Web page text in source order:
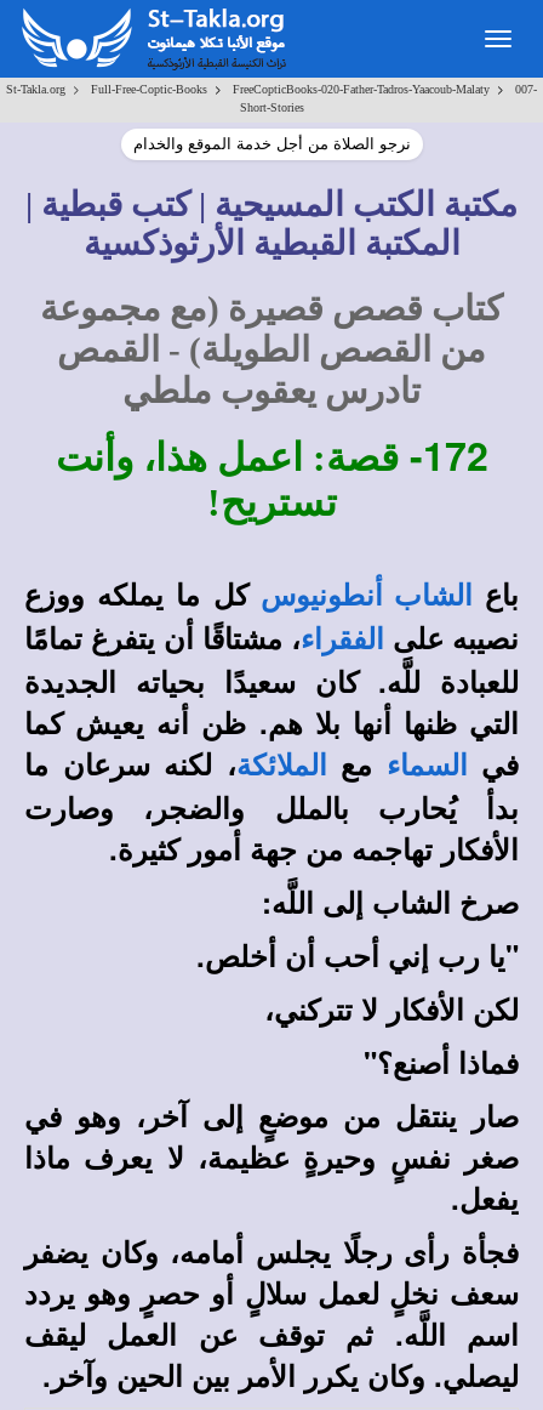
St-Takla.org > Full-Free-Coptic-Books > FreeCopticBooks-020-Father-Tadros-Yaacoub-Malaty >
007-
Short-Stories
نرجو الصلاة من أجل خدمة الموقع والخدام
مكتبة الكتب المسيحية | كتب قبطية |
المكتبة القبطية الأرثوذكسية
كتاب قصص قصيرة (مع مجموعة
من القصص الطويلة) - القمص
تادرس يعقوب ملطي
172-
قصة: اعمل هذا، وأنت
تستريح!
باع الشاب أنطونيوس كل ما يملكه ووزع
نصيبه على
الفقراء، مشتاقًا أن يتفرغ تمامًا
للعبادة للَّه. كان سعيدًا بحياته الجديدة
التي ظنها أنها بلا هم. ظن أنه يعيش كما
في
السماء مع الملائكة، لكنه سرعان ما
بدأ يُحارب بالملل والضجر، وصارت
الأفكار تهاجمه من جهة أمور كثيرة.
صرخ الشاب إلى اللَّه:
"يا رب إني أحب أن أخلص.
لكن الأفكار لا تتركني،
فماذا أصنع؟"
صار ينتقل من موضعٍ إلى آخر، وهو في
صغر نفسٍ وحيرةٍ عظيمة، لا يعرف ماذا
يفعل.
فجأة رأى رجلًا يجلس أمامه، وكان يضفر
سعف نخلٍ لعمل سلالٍ أو حصرٍ وهو يردد
اسم اللَّه. ثم توقف عن العمل ليقف
ليصلي. وكان يكرر الأمر بين الحين وآخر.